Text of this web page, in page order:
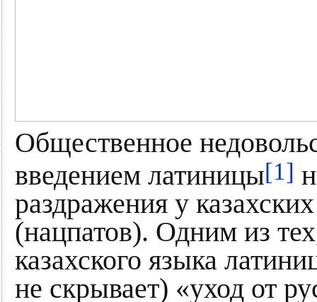
Общественное
введением латиницы[1]
раздражения у
(нацпатов). Одним из
казахского языка
не скрывает) «уход от